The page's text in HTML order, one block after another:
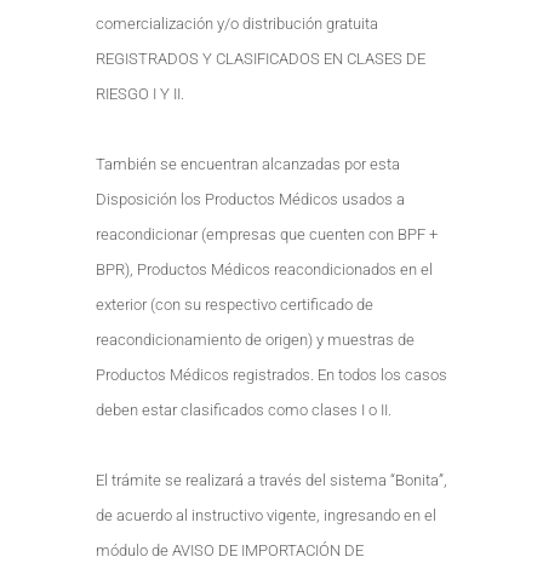
comercialización y/o distribución gratuita
REGISTRADOS Y CLASIFICADOS EN CLASES DE
RIESGO I Y II.
También se encuentran alcanzadas por esta
Disposición los Productos Médicos usados a
reacondicionar (empresas que cuenten con BPF +
BPR), Productos Médicos reacondicionados en el
exterior (con su respectivo certificado de
reacondicionamiento de origen) y muestras de
Productos Médicos registrados. En todos los casos
deben estar clasificados como clases I o II.
El trámite se realizará a través del sistema “Bonita”,
de acuerdo al instructivo vigente, ingresando en el
módulo de AVISO DE IMPORTACIÓN DE